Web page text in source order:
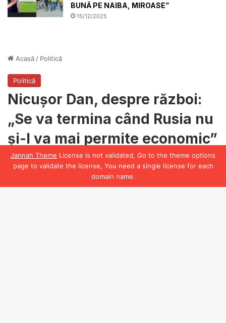
Jannah Theme License is not validated, Go to the theme options
page to validate the license, You need a single license for each
domain name.
BUNĂ PE NAIBA, MIROASE”
15/12/2025
Facebook